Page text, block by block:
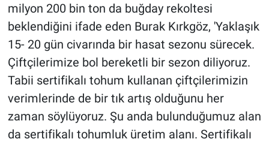
milyon 200 bin ton da buğday rekoltesi
beklendiğini ifade eden Burak Kırkgöz, 'Yaklaşık
15- 20 gün civarında bir hasat sezonu sürecek.
Çiftçilerimize bol bereketli bir sezon diliyoruz.
Tabii sertifikalı tohum kullanan çiftçilerimizin
verimlerinde de bir tık artış olduğunu her
zaman söylüyoruz. Şu anda bulunduğumuz alan
da sertifikalı tohumluk üretim alanı. Sertifikalı